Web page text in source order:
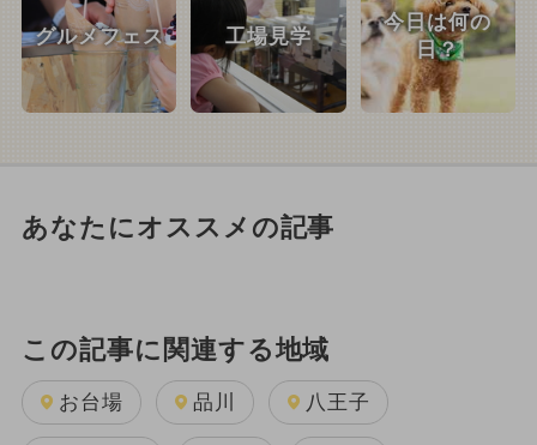
グルメフェス 工場見学
今日は何の
日？
あなたにオススメの記事
この記事に関連する地域
お台場 品川 八王子